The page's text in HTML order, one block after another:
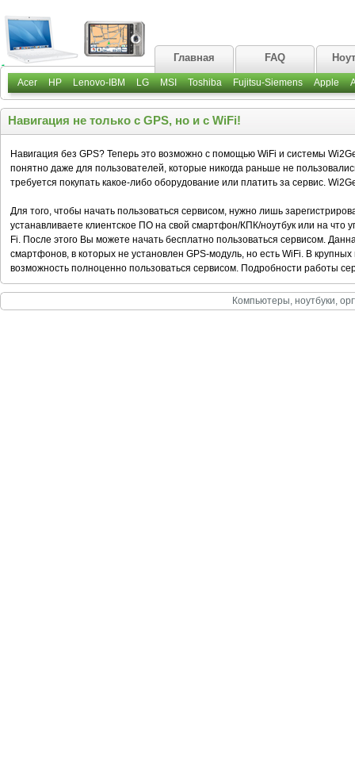
Главная FAQ
Acer HP Lenovo-IBM LG MSI Toshiba Fujitsu-Siemens Apple
Навигация не только c GPS, но и с WiFi!
Навигация без GPS? Теперь это возможно с помощью WiFi и системы
понятно даже для пользователей, которые никогда раньше не
требуется покупать какое-либо оборудование или платить за сервис.
Для того, чтобы начать пользоваться сервисом, нужно лишь
устанавливаете клиентское ПО на свой смартфон/КПК/ноутбук или на что
Fi. После этого Вы можете начать бесплатно пользоваться сервисом.
смартфонов, в которых не установлен GPS-модуль, но есть WiFi. В
возможность полноценно пользоваться сервисом. Подробности работы
Компьютеры, ноутбуки,